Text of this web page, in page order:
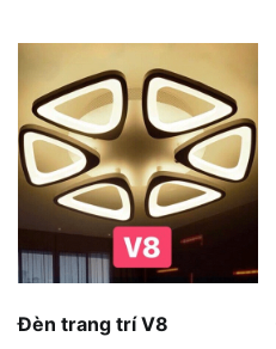
Đèn trang trí V8